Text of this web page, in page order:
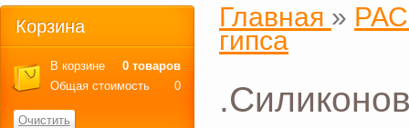
Главная »
гипса
Корзина
В корзине
0 товаров
Общая стоимость
0
Очистить